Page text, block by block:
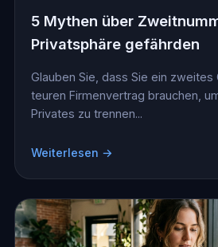
5 Mythen über
Privatsphäre gefährden
Glauben Sie, dass Sie ein zweites
teuren Firmenvertrag brauchen,
Privates zu trennen...
Weiterlesen →